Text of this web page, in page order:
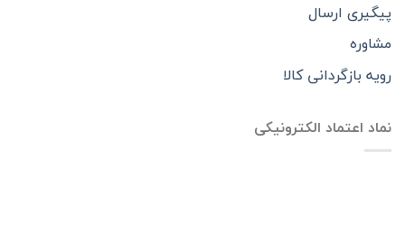
پیگیری ارسال
مشاوره
رویه بازگردانی کالا
نماد اعتماد الکترونیکی